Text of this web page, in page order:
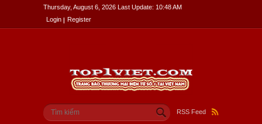
Thursday, August 6, 2026 Last Update: 10:48 AM
Login
Register
RSS Feed
Biểu mẫu tìm kiếm
Tìm kiếm